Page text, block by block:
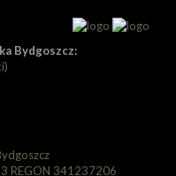
Bydgoszcz:
REGON 341237206